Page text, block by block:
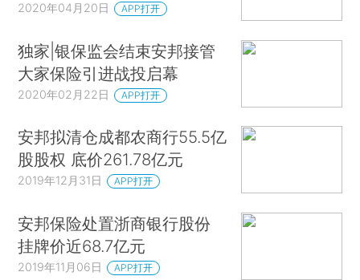
2020年04月20日 APP打开
独家|银保监会结束安邦接管
大家保险引进战投启幕
2020年02月22日 APP打开
安邦拟清仓成都农商行55.5亿
股股权 底价261.78亿元
2019年12月31日 APP打开
安邦保险处置浙商银行股份
挂牌价近68.7亿元
2019年11月06日 APP打开